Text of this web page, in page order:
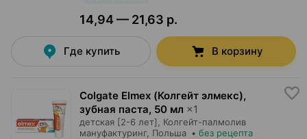
14,94 — 21,63 р.
Где купить В корзину
Colgate Elmex (Колгейт элмекс),
зубная паста, 50 мл ×1
детская [2-6 лет],
Колгейт-палмолив
мануфактуринг, Польша • без рецепта